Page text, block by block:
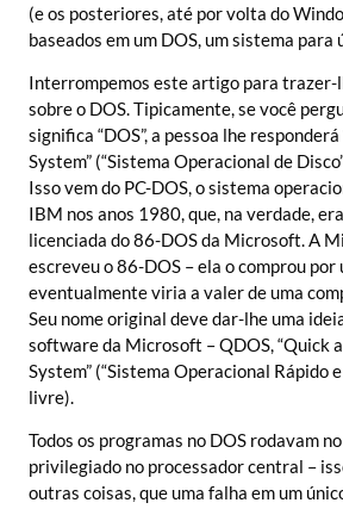
(e os posteriores, até por volta do
baseados em um DOS, um sistema para
Interrompemos este artigo para
sobre o DOS. Tipicamente, se você
significa “DOS”, a pessoa lhe
System” (“Sistema Operacional de
Isso vem do PC-DOS, o sistema
IBM nos anos 1980, que, na verdade,
licenciada do 86-DOS da Microsoft. A
escreveu o 86-DOS – ela o comprou por
eventualmente viria a valer de uma
Seu nome original deve dar-lhe uma
software da Microsoft – QDOS, “Quick
System” (“Sistema Operacional Rápido
livre).
Todos os programas no DOS rodavam
privilegiado no processador central –
outras coisas, que uma falha em um